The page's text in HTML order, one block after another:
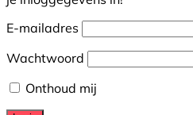
E-mailadres
Wachtwoord
Onthoud mij